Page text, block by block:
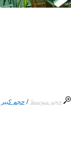
حجم متوسط /حجم كبير